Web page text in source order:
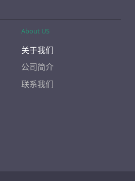
About US
关于我们
公司简介
联系我们